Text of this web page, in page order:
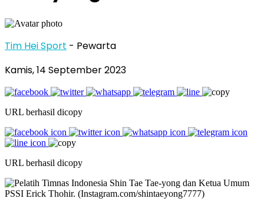
Tim Hei Sport - Pewarta
Kamis, 14 September 2023
URL berhasil dicopy
URL berhasil dicopy